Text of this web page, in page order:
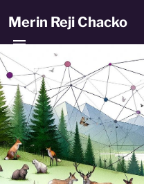
Merin Reji Chacko